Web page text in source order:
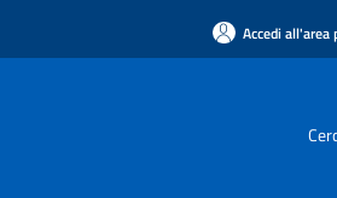
Accedi all'area